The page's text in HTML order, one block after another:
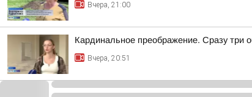
Вчера, 21:00
Кардинальное преображение. Сразу три
Вчера, 20:51